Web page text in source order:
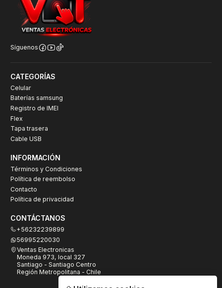
Síguenos
CATEGORÍAS
Celular
Baterías samsung
Registro de IMEI
Flex
Tapa trasera
Cable USB
INFORMACIÓN
Términos y Condiciones
Política de reembolso
Contacto
Política de privacidad
CONTÁCTANOS
+56232239899
56995220030
Ventas Electronicas
Moneda 973, local 327
Santiago - Santiago Centro
Región Metropolitana - Chile